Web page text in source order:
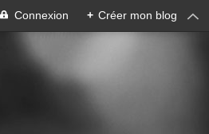
Connexion + Créer mon blog